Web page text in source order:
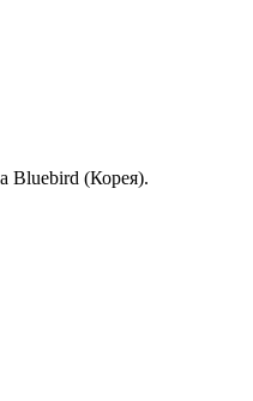
Bluebird (Корея).